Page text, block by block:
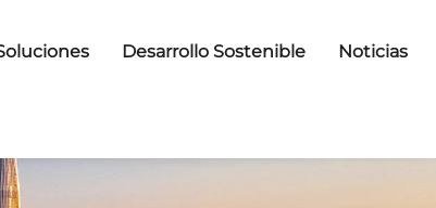
Desarrollo Sostenible Noticias